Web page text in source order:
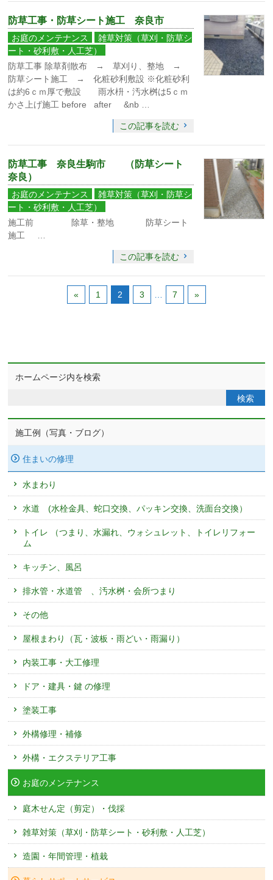
防草工事・防草シート施工 奈良市
お庭のメンテナンス
雑草対策（草刈・防草シ
ート・砂利敷・人工芝）
防草工事 除草剤散布 → 草刈り、整地 →
防草シート施工 → 化粧砂利敷設 ※化粧砂利
は約6ｃｍ厚で敷設 雨水枡・汚水桝は5ｃｍ
かさ上げ施工 before after &nb …
この記事を読む
防草工事 奈良生駒市 （防草シート
奈良）
お庭のメンテナンス
雑草対策（草刈・防草シ
ート・砂利敷・人工芝）
施工前 除草・整地 防草シート
施工 …
この記事を読む
« 1 2 3 7 »
ホームページ内を検索
施工例（写真・ブログ）
住まいの修理
水まわり
水道 (水栓金具、蛇口交換、パッキン交換、洗面台交換）
トイレ （つまり、水漏れ、ウォシュレット、トイレリフォー
ム
キッチン、風呂
排水管・水道管 、汚水桝・会所つまり
その他
屋根まわり（瓦・波板・雨どい・雨漏り）
内装工事・大工修理
ドア・建具・鍵 の修理
塗装工事
外構修理・補修
外構・エクステリア工事
お庭のメンテナンス
庭木せん定（剪定）・伐採
雑草対策（草刈・防草シート・砂利敷・人工芝）
造園・年間管理・植栽